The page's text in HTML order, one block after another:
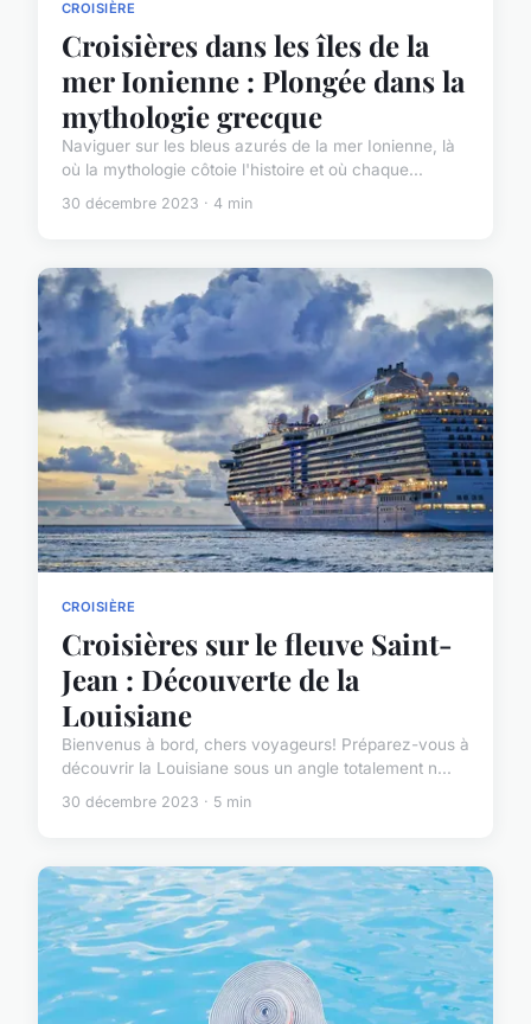
CROISIÈRE
Croisières dans les îles de la
mer Ionienne : Plongée dans la
mythologie grecque
Naviguer sur les bleus azurés de la mer Ionienne, là
où la mythologie côtoie l'histoire et où chaque...
30 décembre 2023 · 4 min
CROISIÈRE
Croisières sur le fleuve Saint-
Jean : Découverte de la
Louisiane
Bienvenus à bord, chers voyageurs! Préparez-vous à
découvrir la Louisiane sous un angle totalement n...
30 décembre 2023 · 5 min